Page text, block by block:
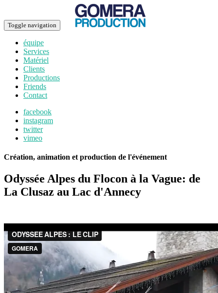
Toggle navigation
équipe
Services
Matériel
Clients
Productions
Friends
Contact
facebook
instagram
twitter
vimeo
Création, animation et production de l'événement
Odyssée Alpes du Flocon à la Vague: de
La Clusaz au Lac d'Annecy